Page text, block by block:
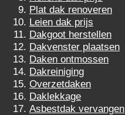
Plat dak renoveren
Leien dak prijs
Dakgoot herstellen
Dakvenster plaatsen
Daken ontmossen
Dakreiniging
Overzetdaken
Daklekkage
Asbestdak vervangen